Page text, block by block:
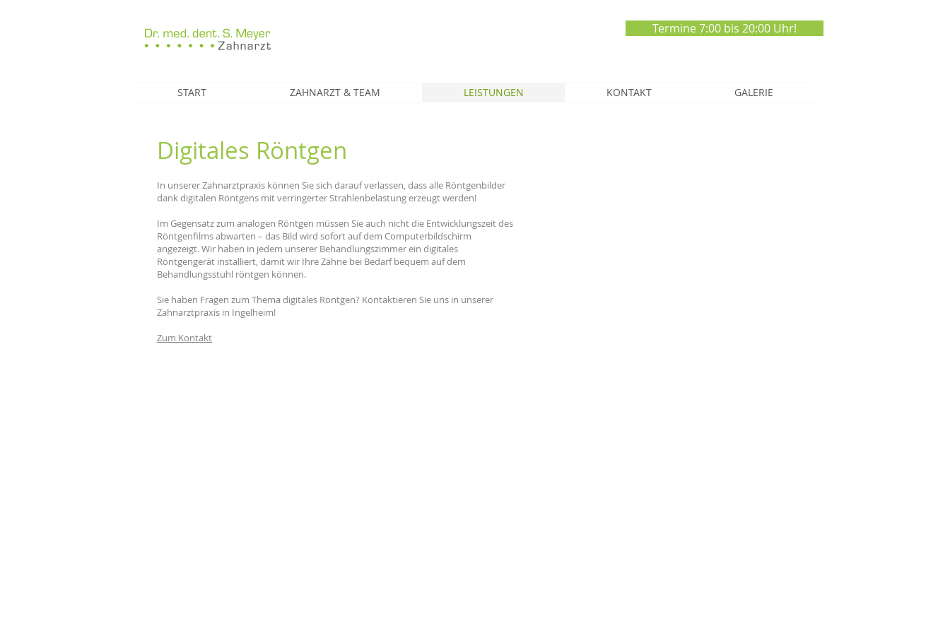
Termine 7:00 bis 20:00 Uhr!
START ZAHNARZT & TEAM LEISTUNGEN KONTAKT GALERIE
Digitales Röntgen
In unserer Zahnarztpraxis können Sie sich darauf verlassen, dass alle Röntgenbilder
dank digitalen Röntgens mit verringerter Strahlenbelastung erzeugt werden!
Im Gegensatz zum analogen Röntgen müssen Sie auch nicht die Entwicklungszeit des
Röntgenfilms abwarten – das Bild wird sofort auf dem Computerbildschirm
angezeigt. Wir haben in jedem unserer Behandlungszimmer ein digitales
Röntgengerät installiert, damit wir Ihre Zähne bei Bedarf bequem auf dem
Behandlungsstuhl röntgen können.
Sie haben Fragen zum Thema digitales Röntgen? Kontaktieren Sie uns in unserer
Zahnarztpraxis in Ingelheim!
Zum Kontakt